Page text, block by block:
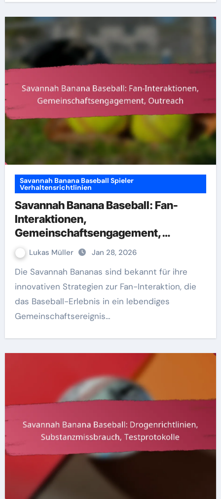
Savannah Banana Baseball Spieler
Verhaltensrichtlinien
Savannah Banana Baseball: Fan-
Interaktionen,
Gemeinschaftsengagement,
Outreach
Lukas Müller Jan 28, 2026
Die Savannah Bananas sind bekannt für ihre
innovativen Strategien zur Fan-Interaktion, die
das Baseball-Erlebnis in ein lebendiges
Gemeinschaftsereignis…